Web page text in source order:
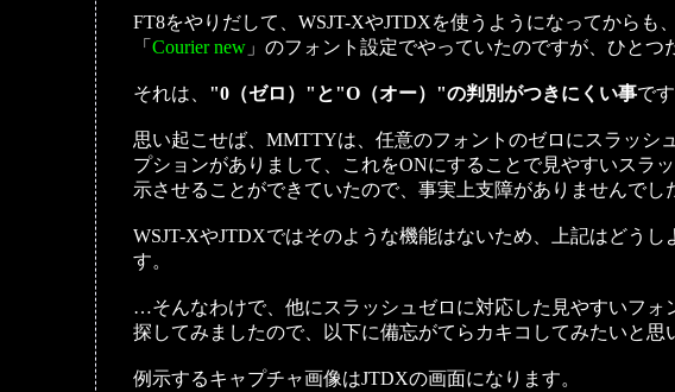
FT8をやりだして、WSJT-XやJTDXを使うようになってからも
「 Courier new 」のフォント設定でやっていたのですが、ひとつ
それは、 "0（ゼロ）"と"O（オー）"の判別がつきにくい事です
思い起こせば、MMTTYは、任意のフォントのゼロにスラッシ
プションがありまして、これをONにすることで見やすいスラ
示させることができていたので、事実上支障がありませんでし
WSJT-XやJTDXではそのような機能はないため、上記はどうし
す。
…そんなわけで、他にスラッシュゼロに対応した見やすいフォ
探してみましたので、以下に備忘がてらカキコしてみたいと思
例示するキャプチャ画像はJTDXの画面になります。